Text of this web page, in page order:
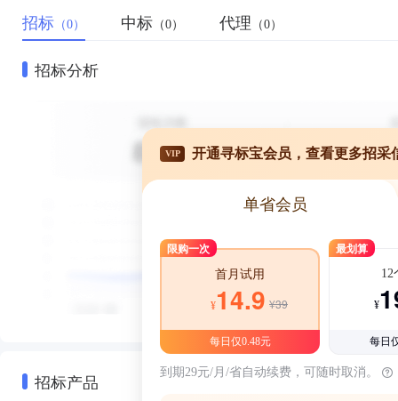
招标 （0） 中标 （0） 代理 （0）
招标分析
招标产品
VIP 开通寻标宝会员，查看更多招采
单省会员
限购一次
首月试用
¥14.9 ¥39
每日仅0.48元
最划算
12
¥
每日
到期29元/月/省自动续费，可随时取消。